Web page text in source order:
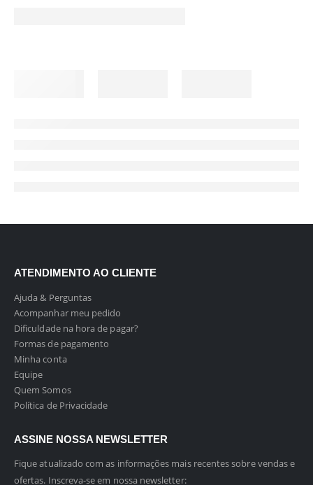
ATENDIMENTO AO CLIENTE
Ajuda & Perguntas
Acompanhar meu pedido
Dificuldade na hora de pagar?
Formas de pagamento
Minha conta
Equipe
Quem Somos
Política de Privacidade
ASSINE NOSSA NEWSLETTER
Fique atualizado com as informações mais recentes sobre vendas e
ofertas. Inscreva-se em nossa newsletter: